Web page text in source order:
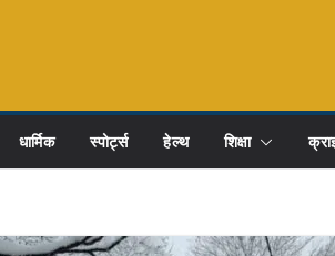
धार्मिक स्पोर्ट्स हेल्थ शिक्षा